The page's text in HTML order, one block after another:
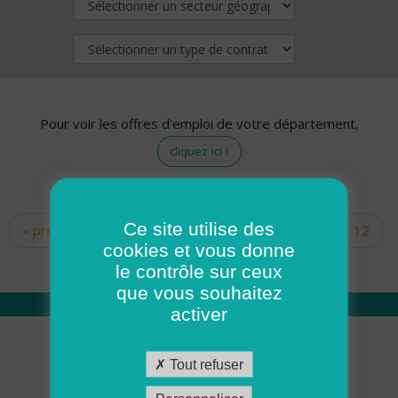
Pour voir les offres d'emploi de votre département,
cliquez ici !
Pages
« premier ‹ précédent … 10
12
14 15 16 17
Qui sommes nous
Académie ADMR
Ce site utilise des
cookies et vous donne
le contrôle sur ceux
que vous souhaitez
activer
Tout refuser